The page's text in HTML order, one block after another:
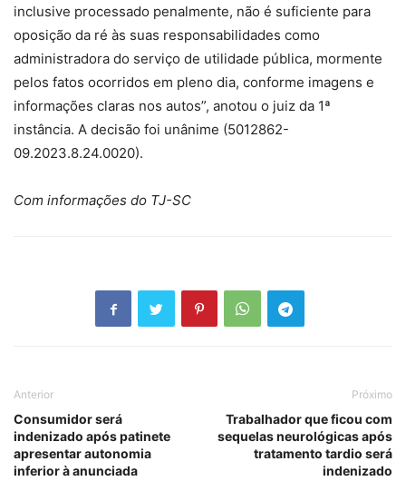
inclusive processado penalmente, não é suficiente para
oposição da ré às suas responsabilidades como
administradora do serviço de utilidade pública, mormente
pelos fatos ocorridos em pleno dia, conforme imagens e
informações claras nos autos”, anotou o juiz da 1ª
instância. A decisão foi unânime (5012862-
09.2023.8.24.0020).
Com informações do TJ-SC
Anterior
Consumidor será
indenizado após patinete
apresentar autonomia
inferior à anunciada
Próximo
Trabalhador que ficou com
sequelas neurológicas após
tratamento tardio será
indenizado